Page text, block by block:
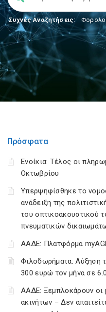
Συχνές Αναζητήσεις:
Πρόσφατα
Ενοίκια: Τέλος οι
Οκτωβρίου
Υπερψηφίσθηκε το
ανάδειξη της
του οπτικοακουστικού
πνευματικών
ΑΑΔΕ: Πλατφόρμα
Φιλοδωρήματα: Αύξηση
300 ευρώ τον μήνα σε
ΑΑΔΕ: Ξεμπλοκάρουν οι
ακινήτων – Δεν